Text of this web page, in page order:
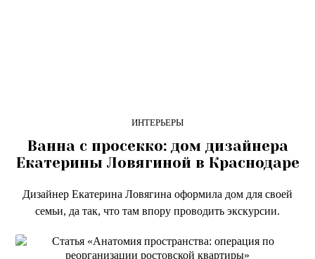
ИНТЕРЬЕРЫ
Ванна с просекко: дом дизайнера
Екатерины Ловягиной в Краснодаре
Дизайнер Екатерина Ловягина оформила дом для своей
семьи, да так, что там впору проводить экскурсии.